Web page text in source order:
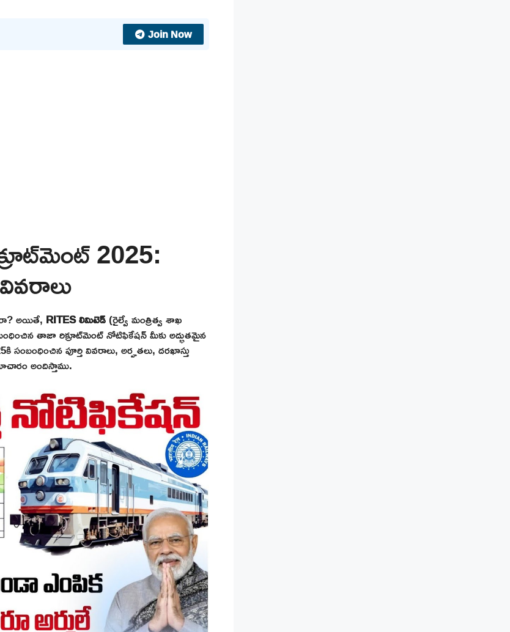
Join Now
2025:
అయితే, RITES లిమిటెడ్(రైల్వే మంత్రిత్వ శాఖ
తాజా రిక్రూట్‌మెంట్ నోటిఫికేషన్ మీకు అద్భుతమైన
సంబంధించిన పూర్తి వివరాలు, అర్హతలు, దరఖాస్తు
అందిస్తాము.